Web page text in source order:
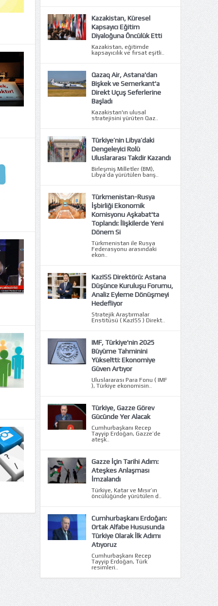
Kazakistan, Küresel
Kapsayıcı Eğitim
Diyaloğuna Öncülük Etti
Kazakistan, eğitimde
kapsayıcılık ve fırsat eşitli..
Qazaq Air, Astana'dan
Bişkek ve Semerkant'a
Direkt Uçuş Seferlerine
Başladı
Kazakistan'ın ulusal
stratejisini yürüten Qaz..
Türkiye’nin Libya’daki
Dengeleyici Rolü
Uluslararası Takdir Kazandı
Birleşmiş Milletler (BM),
Libya’da yürütülen barış..
Türkmenistan-Rusya
İşbirliği Ekonomik
Komisyonu Aşkabat'ta
Toplandı: İlişkilerde Yeni
Dönem Si
Türkmenistan ile Rusya
Federasyonu arasındaki
ekon..
KazISS Direktörü: Astana
Düşünce Kuruluşu Forumu,
Analiz Eyleme Dönüşmeyi
Hedefliyor
Stratejik Araştırmalar
Enstitüsü ( KazISS ) Direkt..
IMF, Türkiye'nin 2025
Büyüme Tahminini
Yükseltti: Ekonomiye
Güven Artıyor
Uluslararası Para Fonu ( IMF
), Türkiye ekonomisin..
Türkiye, Gazze Görev
Gücünde Yer Alacak
Cumhurbaşkanı Recep
Tayyip Erdoğan, Gazze’de
ateşk..
Gazze İçin Tarihi Adım:
Ateşkes Anlaşması
İmzalandı
Türkiye, Katar ve Mısır’ın
öncülüğünde yürütülen d..
Cumhurbaşkanı Erdoğan:
Ortak Alfabe Hususunda
Türkiye Olarak İlk Adımı
Atıyoruz
Cumhurbaşkanı Recep
Tayyip Erdoğan, Türk
resimleri..